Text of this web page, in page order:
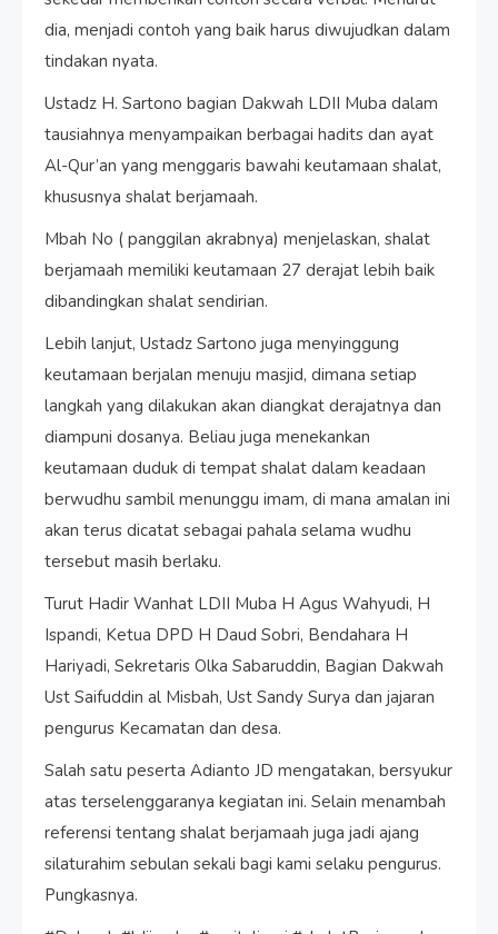
dia, menjadi contoh yang baik harus diwujudkan dalam
tindakan nyata.
Ustadz H. Sartono bagian Dakwah LDII Muba dalam
tausiahnya menyampaikan berbagai hadits dan ayat
Al-Qur’an yang menggaris bawahi keutamaan shalat,
khususnya shalat berjamaah.
Mbah No ( panggilan akrabnya) menjelaskan, shalat
berjamaah memiliki keutamaan 27 derajat lebih baik
dibandingkan shalat sendirian.
Lebih lanjut, Ustadz Sartono juga menyinggung
keutamaan berjalan menuju masjid, dimana setiap
langkah yang dilakukan akan diangkat derajatnya dan
diampuni dosanya. Beliau juga menekankan
keutamaan duduk di tempat shalat dalam keadaan
berwudhu sambil menunggu imam, di mana amalan ini
akan terus dicatat sebagai pahala selama wudhu
tersebut masih berlaku.
Turut Hadir Wanhat LDII Muba H Agus Wahyudi, H
Ispandi, Ketua DPD H Daud Sobri, Bendahara H
Hariyadi, Sekretaris Olka Sabaruddin, Bagian Dakwah
Ust Saifuddin al Misbah, Ust Sandy Surya dan jajaran
pengurus Kecamatan dan desa.
Salah satu peserta Adianto JD mengatakan, bersyukur
atas terselenggaranya kegiatan ini. Selain menambah
referensi tentang shalat berjamaah juga jadi ajang
silaturahim sebulan sekali bagi kami selaku pengurus.
Pungkasnya.